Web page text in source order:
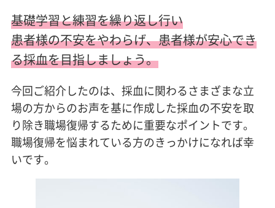
基礎学習と練習を繰り返し行い
患者様の不安をやわらげ、患者様が安心でき
る採血を目指しましょう。
今回ご紹介したのは、採血に関わるさまざまな立
場の方からのお声を基に作成した採血の不安を取
り除き職場復帰するために重要なポイントです。
職場復帰を悩まれている方のきっかけになれば幸
いです。